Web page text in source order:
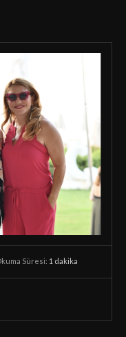
Süresi: 1 dakika